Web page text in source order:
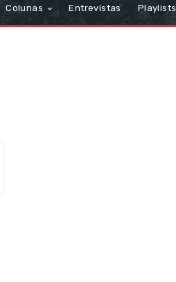
Colunas Entrevistas Playlists